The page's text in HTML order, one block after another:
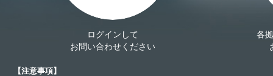
ログインして
お問い合わせください
各
【注意事項】